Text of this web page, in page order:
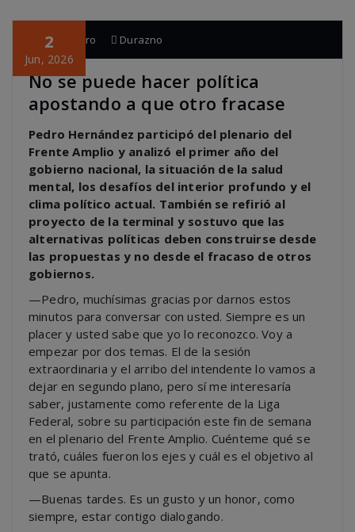
2
Jun, 2026
pagina cero Durazno
No se puede hacer política
apostando a que otro fracase
Pedro Hernández participó del plenario del
Frente Amplio y analizó el primer año del
gobierno nacional, la situación de la salud
mental, los desafíos del interior profundo y el
clima político actual. También se refirió al
proyecto de la terminal y sostuvo que las
alternativas políticas deben construirse desde
las propuestas y no desde el fracaso de otros
gobiernos.
—Pedro, muchísimas gracias por darnos estos
minutos para conversar con usted. Siempre es un
placer y usted sabe que yo lo reconozco. Voy a
empezar por dos temas. El de la sesión
extraordinaria y el arribo del intendente lo vamos a
dejar en segundo plano, pero sí me interesaría
saber, justamente como referente de la Liga
Federal, sobre su participación este fin de semana
en el plenario del Frente Amplio. Cuénteme qué se
trató, cuáles fueron los ejes y cuál es el objetivo al
que se apunta.
—Buenas tardes. Es un gusto y un honor, como
siempre, estar contigo dialogando.